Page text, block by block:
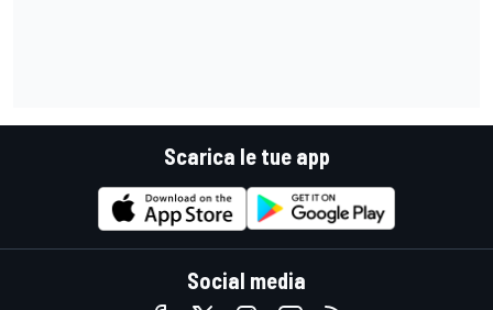
Scarica le tue app
Social media